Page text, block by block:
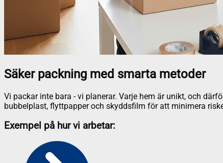
Säker packning med smarta metoder
Vi packar inte bara - vi planerar. Varje hem är unikt, och
bubbelplast, flyttpapper och skyddsfilm för att minimera
Exempel på hur vi arbetar: